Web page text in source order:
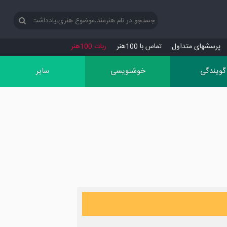
پرسش‏های متداول تماس با 100هنر ربات 100هنر
گویندگی خوشنویسی سایر